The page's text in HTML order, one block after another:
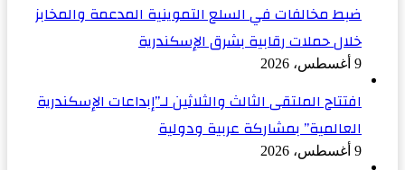
ضبط مخالفات في السلع التموينية المدعمة والمخابز
خلال حملات رقابية بشرق الإسكندرية
9 أغسطس، 2026
افتتاح الملتقى الثالث والثلاثين لـ”إبداعات الإسكندرية
العالمية” بمشاركة عربية ودولية
9 أغسطس، 2026